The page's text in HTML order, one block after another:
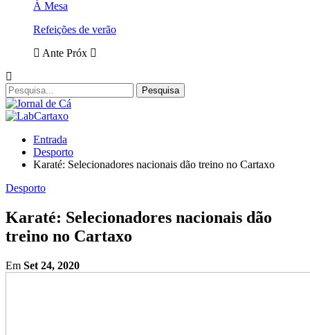
À Mesa
Refeições de verão
Ante Próx
Entrada
Desporto
Karaté: Selecionadores nacionais dão treino no Cartaxo
Desporto
Karaté: Selecionadores nacionais dão
treino no Cartaxo
Em Set 24, 2020